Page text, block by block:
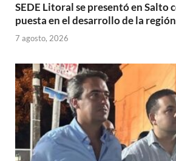
SEDE Litoral se presentó en Salto
puesta en el desarrollo de la región
7 agosto, 2026